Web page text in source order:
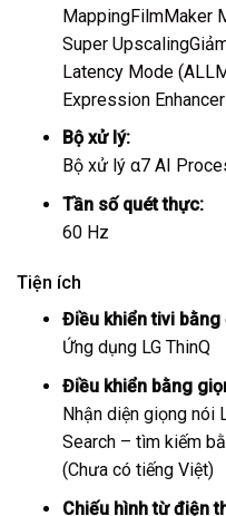
MappingFilmMaker
Super Upscaling
Latency Mode
Expression Enhancer
Bộ xử lý:
Bộ xử lý α7 AI
Tần số quét thực:
60 Hz
Tiện ích
Điều khiển tivi bằng
Ứng dụng LG ThinQ
Điều khiển bằng
Nhận diện giọng nói
Search – tìm kiếm
(Chưa có tiếng Việt)
Chiếu hình từ điện